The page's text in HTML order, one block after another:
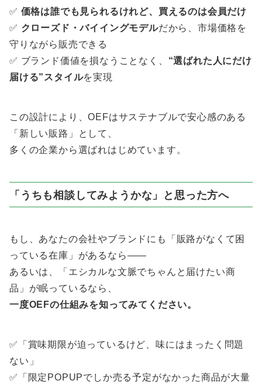
✅ 価格は誰でも見られるけれど、買えるのは会員だけ
✅ クローズド・バイイングモデルだから、市場価格を
守りながら販売できる
✅ ブランド価値を損なうことなく、 “選ばれた人にだけ
届ける”スタイルを実現
この設計により、OEFはサステナブルで安心感のある
「新しい販路」として、
多くの企業から選ばれはじめています。
「うちも相談してみようかな」と思った方へ
もし、あなたの会社やブランドにも「販路がなくて困
っている在庫」があるなら――
あるいは、「エシカルな文脈でちゃんと届けたい商
品」が眠っているなら、
一度OEFの仕組みを知ってみてください。
✅「賞味期限が迫っているけど、味にはまったく問題
ない」
✅「限定POPUPでしか売る予定がなかった商品が大量